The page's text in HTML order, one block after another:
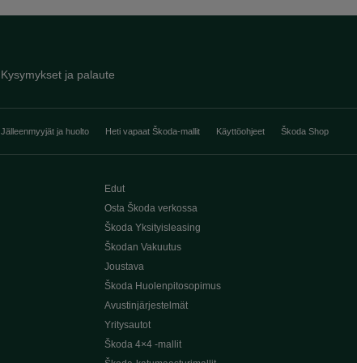
Kysymykset ja palaute
Jälleenmyyjät ja huolto Heti vapaat Škoda-mallit Käyttöohjeet Škoda Shop
Edut
Osta Škoda verkossa
Škoda Yksityisleasing
Škodan Vakuutus
Joustava
Škoda Huolenpitosopimus
Avustinjärjestelmät
Yritysautot
Škoda 4×4 -mallit